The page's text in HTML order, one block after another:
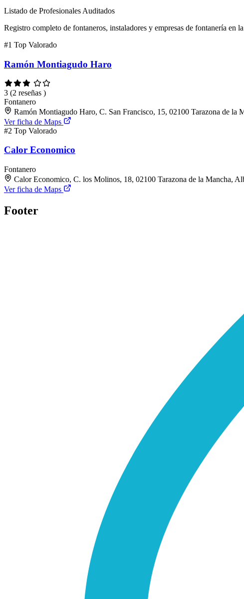
Listado de Profesionales Auditados
Registro completo de fontaneros, instaladores y empresas de fontanería en
#1 Top Valorado
Ramón Montiagudo Haro
3 (2 reseñas )
Fontanero
Ramón Montiagudo Haro, C. San Francisco, 15, 02100 Tarazona de la
Ver ficha de Maps
#2 Top Valorado
Calor Economico
Fontanero
Calor Economico, C. los Molinos, 18, 02100 Tarazona de la Mancha,
Ver ficha de Maps
Footer